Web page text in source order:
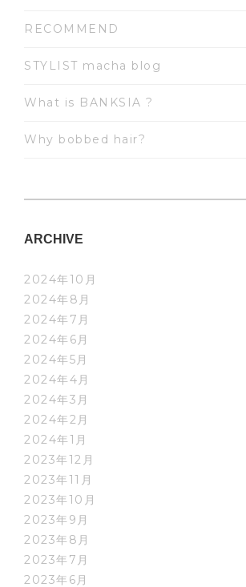
RECOMMEND
STYLIST macha blog
What is BANKSIA ?
Why bobbed hair?
ARCHIVE
2024年10月
2024年8月
2024年7月
2024年6月
2024年5月
2024年4月
2024年3月
2024年2月
2024年1月
2023年12月
2023年11月
2023年10月
2023年9月
2023年8月
2023年7月
2023年6月